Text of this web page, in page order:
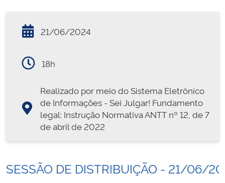
21/06/2024
18h
Realizado por meio do Sistema Eletrônico
de Informações - Sei Julgar! Fundamento
legal: Instrução Normativa ANTT nº 12, de 7
de abril de 2022
SESSÃO DE DISTRIBUIÇÃO - 21/06/